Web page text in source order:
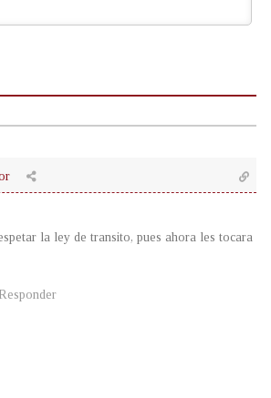
la ley de transito, pues ahora les tocara
Responder